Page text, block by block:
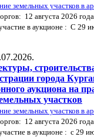
земельных участков в
12 августа 2026 года
в аукционе : С 29
города
аукциона на
участков
земельных участков в
12 августа 2026 года
в аукционе : с 29